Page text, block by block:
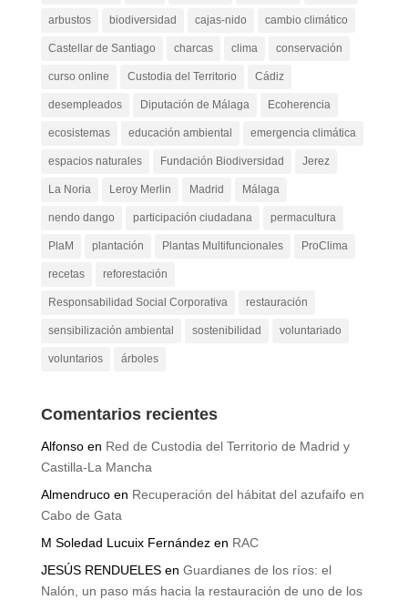
arbustos biodiversidad cajas-nido cambio climático
Castellar de Santiago charcas clima conservación
curso online Custodia del Territorio Cádiz
desempleados Diputación de Málaga Ecoherencia
ecosistemas educación ambiental emergencia climática
espacios naturales Fundación Biodiversidad Jerez
La Noria Leroy Merlin Madrid Málaga
nendo dango participación ciudadana permacultura
PlaM plantación Plantas Multifuncionales ProClima
recetas reforestación
Responsabilidad Social Corporativa restauración
sensibilización ambiental sostenibilidad voluntariado
voluntarios árboles
Comentarios recientes
Alfonsoen Red de Custodia del Territorio de Madrid y
Castilla-La Mancha
Almendrucoen Recuperación del hábitat del azufaifo en
Cabo de Gata
M Soledad Lucuix Fernándezen RAC
JESÚS RENDUELESen Guardianes de los ríos: el
Nalón, un paso más hacia la restauración de uno de los